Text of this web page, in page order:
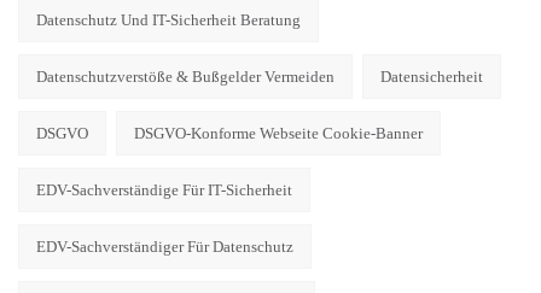
Datenschutz Und IT-Sicherheit Beratung
Datenschutzverstöße & Bußgelder Vermeiden Datensicherheit
DSGVO DSGVO-Konforme Webseite Cookie-Banner
EDV-Sachverständige Für IT-Sicherheit
EDV-Sachverständiger Für Datenschutz